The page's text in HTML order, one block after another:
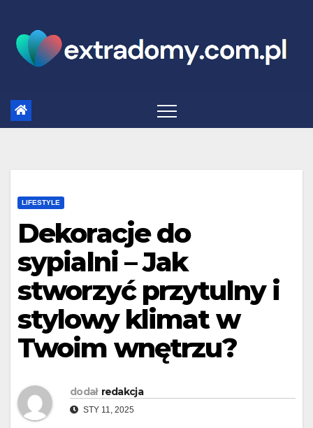
content
LIFESTYLE
Dekoracje do
sypialni – Jak
stworzyć przytulny i
stylowy klimat w
Twoim wnętrzu?
dodał redakcja
STY 11, 2025